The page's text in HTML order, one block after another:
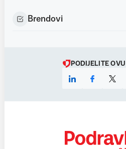
Brendovi
PODIJELITE